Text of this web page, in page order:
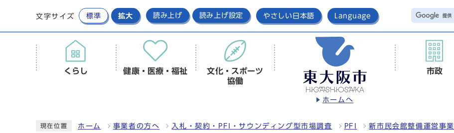
文字サイズ 標準 拡大 読み上げ 読み上げ設定 やさしい日本語 Language
ホームへ
くらし 健康・医療・福祉
文化・スポーツ
協働
市政
現在位置 ホーム 事業者の方へ 入札・契約・PFI・サウンディング型市場調査 PFI 新市民会館整備運営事業